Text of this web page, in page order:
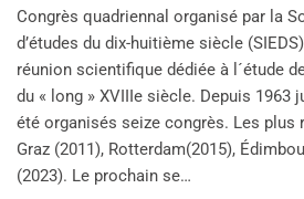
Congrès quadriennal organisé par la
d’études du dix-huitième siècle
réunion scientifique dédiée à l´étude
du « long » XVIIIe siècle. Depuis 1963
été organisés seize congrès. Les plus
Graz (2011), Rotterdam(2015),
(2023). Le prochain se…